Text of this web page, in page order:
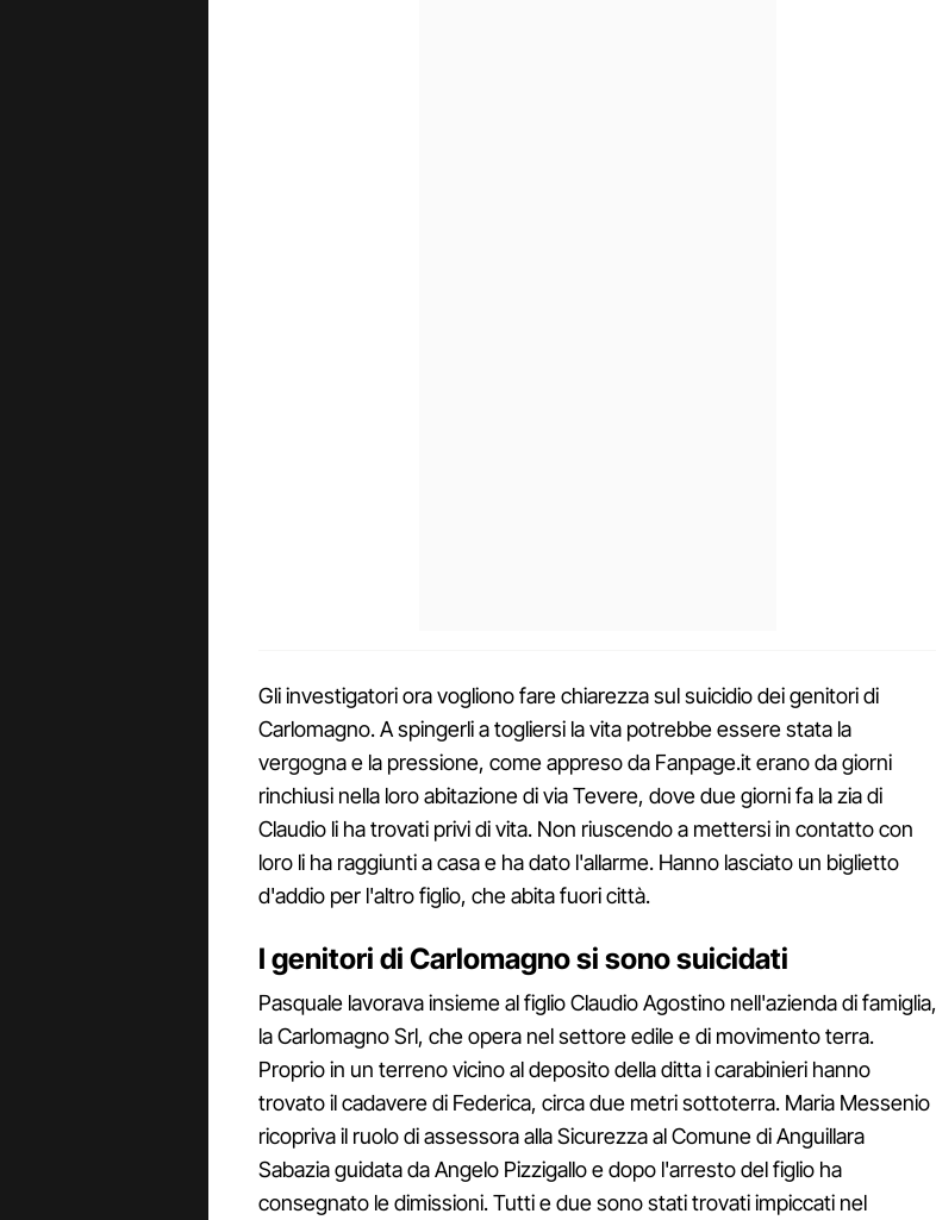
Gli investigatori ora vogliono fare chiarezza sul suicidio dei genitori di
Carlomagno. A spingerli a togliersi la vita potrebbe essere stata la
vergogna e la pressione, come appreso da Fanpage.it erano da giorni
rinchiusi nella loro abitazione di via Tevere, dove due giorni fa la zia di
Claudio li ha trovati privi di vita. Non riuscendo a mettersi in contatto con
loro li ha raggiunti a casa e ha dato l'allarme. Hanno lasciato un biglietto
d'addio per l'altro figlio, che abita fuori città.
I genitori di Carlomagno si sono suicidati
Pasquale lavorava insieme al figlio Claudio Agostino nell'azienda di famiglia,
la Carlomagno Srl, che opera nel settore edile e di movimento terra.
Proprio in un terreno vicino al deposito della ditta i carabinieri hanno
trovato il cadavere di Federica, circa due metri sottoterra. Maria Messenio
ricopriva il ruolo di assessora alla Sicurezza al Comune di Anguillara
Sabazia guidata da Angelo Pizzigallo e dopo l'arresto del figlio ha
consegnato le dimissioni. Tutti e due sono stati trovati impiccati nel